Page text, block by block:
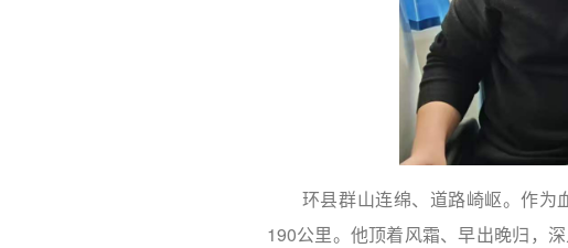
环县群山连绵、道路崎岖。作为
190公里。他顶着风霜、早出晚归，